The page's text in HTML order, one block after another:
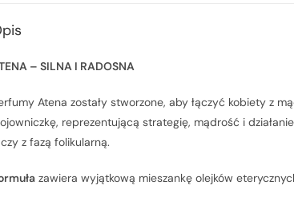
– SILNA I RADOSNA
Atena zostały stworzone, aby łączyć kobiety z
reprezentującą strategię, mądrość i
z fazą folikularną.
zawiera wyjątkową mieszankę olejków